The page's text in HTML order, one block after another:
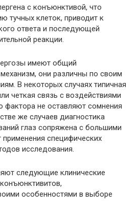
с конъюнктивой, что
тучных клеток, приводит к
ответа и последующей
реакции.
имеют общий
они различны по своим
В некоторых случаях типичная
четкая связь с воздействиями
фактора не оставляют сомнения
же случаев диагностика
глаз сопряжена с большими
применения специфических
исследования.
следующие клинические
особенностями в выборе